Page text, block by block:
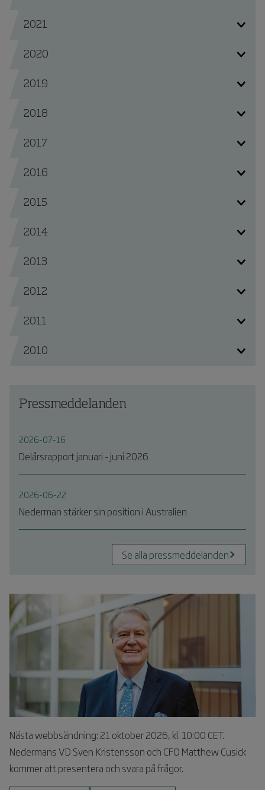
2021
2020
2019
2018
2017
2016
2015
2014
2013
2012
2011
2010
Pressmeddelanden
2026-07-16
Delårsrapport januari - juni 2026
2026-06-22
Nederman stärker sin position i Australien
Se alla pressmeddelanden
Nästa webbsändning: 21 oktober 2026, kl. 10:00 CET.
Nedermans VD Sven Kristensson och CFO Matthew Cusick
kommer att presentera och svara på frågor.